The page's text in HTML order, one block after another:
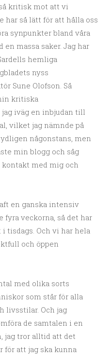
kritisk mot att vi
har så lätt för att hålla oss
synpunkter bland våra
massa saker. Jag har
hemliga
nyss
Sune Olofson. Så
kritiska
iväg en inbjudan till
vilket jag nämnde på
någonstans, men
min blogg och såg
med mig och
en ganska intensiv
veckorna, så det har
tisdags. Och vi har hela
och öppen
med olika sorts
som står för alla
livsstilar. Och jag
de samtalen i en
jag tror alltid att det
för att jag ska kunna